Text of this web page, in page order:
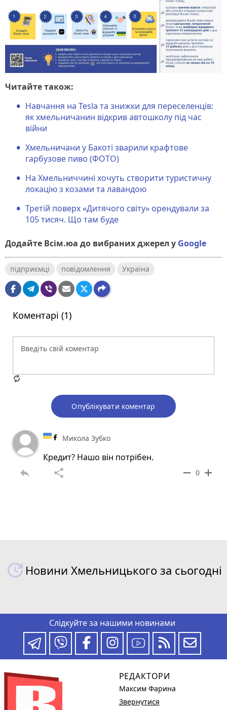
Читайте також:
Навчання на Tesla та знижки для переселенців:
як хмельничанин відкрив автошколу під час
війни
Хмельничани у Бакоті зварили крафтове
гарбузове пиво (ФОТО)
На Хмельниччині хочуть створити туристичну
локацію з козами та лавандою
Третій поверх «Дитячого світу» орендували за
105 тисяч. Що там буде
Додайте Всім.юа до вибраних джерел у Google
підприємці повідомлення Україна
Коментарі (1)
Опублікувати коментар
Микола Зубко
Кредит? Нашо він потрібен.
reply share remove 0 add
Новини Хмельницького за сьогодні
Слідкуйте за нашими новинами
РЕДАКТОРИ
Максим Фарина
Звернутися